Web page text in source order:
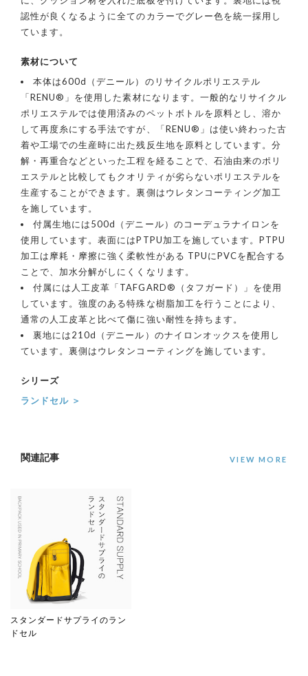
認性が良くなるように全てのカラーでグレー色を統一採用し
ています。
素材について
本体は600d（デニール）のリサイクルポリエステル
「RENU®」を使用した素材になります。一般的なリサイクル
ポリエステルでは使用済みのペットボトルを原料とし、溶か
して再度糸にする手法ですが、「RENU®」は使い終わった古
着や工場での生産時に出た残反生地を原料としています。分
解・再重合などといった工程を経ることで、石油由来のポリ
エステルと比較してもクオリティが劣らないポリエステルを
生産することができます。裏側はウレタンコーティング加工
を施しています。
付属生地には500d（デニール）のコーデュラナイロンを
使用しています。表面にはPTPU加工を施しています。PTPU
加工は摩耗・摩擦に強く柔軟性がある TPUにPVCを配合する
ことで、加水分解がしにくくなリます。
付属には人工皮革「TAFGARD®（タフガード）」を使用
しています。強度のある特殊な樹脂加工を行うことにより、
通常の人工皮革と比べて傷に強い耐性を持ちます。
裏地には210d（デニール）のナイロンオックスを使用し
ています。裏側はウレタンコーティングを施しています。
シリーズ
ランドセル ＞
関連記事
スタンダードサプライのラン
ドセル
VIEW MORE